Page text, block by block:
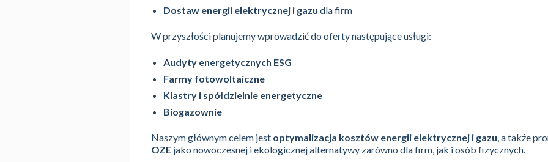
Dostaw energii elektrycznej i gazu dla firm
W przyszłości planujemy wprowadzić do oferty następujące usługi:
Audyty energetycznych ESG
Farmy fotowoltaiczne
Klastry i spółdzielnie energetyczne
Biogazownie
Naszym głównym celem jest optymalizacja kosztów energii elektrycznej i gazu , a także
OZE jako nowoczesnej i ekologicznej alternatywy zarówno dla firm, jak i osób fizycznych.